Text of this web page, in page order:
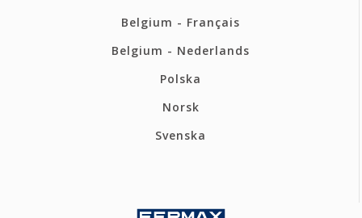
Belgium - Français
Belgium - Nederlands
Polska
Norsk
Svenska